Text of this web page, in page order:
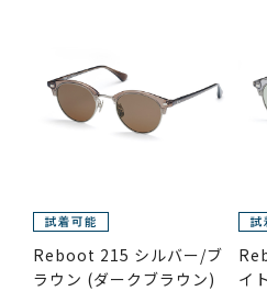
Reboot 215 シルバー/ブ
ラウン (ダークブラウン)
イ